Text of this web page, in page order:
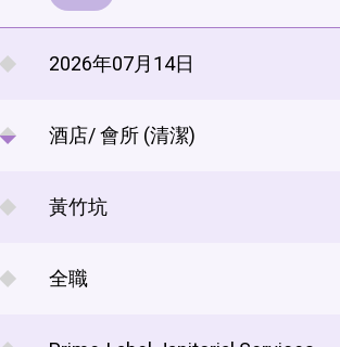
2026年07月14日
酒店/ 會所 (清潔)
黃竹坑
全職